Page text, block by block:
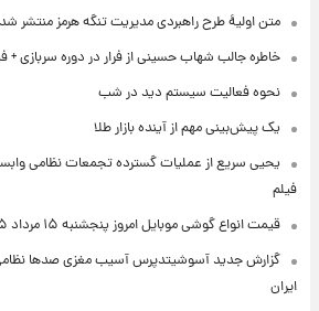
متن اولیۀ طرح راهبردی مدیریت تنگه هرمز منتشر شد
خاطره جالب شهاب حسینی از فرار در دوره سربازی +
نحوه فعالیت سیستم دید در شب
یک پیش‌بینی مهم از آینده بازار طلا
یحیی سریع از عملیات گسترده تجمعات نظامی
فیلم
قیمت انواع گوشی موبایل امروز پنجشنبه ۱۵ مرداد ۱۴۰۵ + جدول
گزارش جدید آسوشیتدپرس آسیب مغزی صدها
ایران